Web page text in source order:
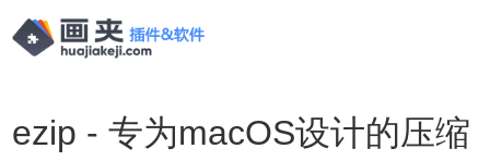
ezip - 专为macOS设计的压缩